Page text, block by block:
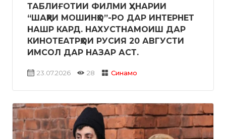
23.07.2026 28 Синамо
ТАБЛИҒОТИИ ФИЛМИ ҲУНАРИИ
“ШАҲРИ МОШИНҲО”-РО ДАР ИНТЕРНЕТ
НАШР КАРД. НАХУСТНАМОИШ ДАР
КИНОТЕАТРҲОИ РУСИЯ 20 АВГУСТИ
ИМСОЛ ДАР НАЗАР АСТ.